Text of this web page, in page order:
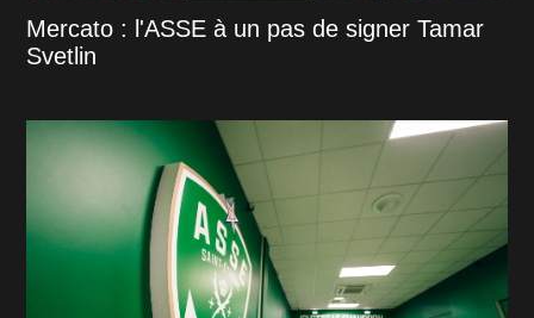
Mercato : l'ASSE à un pas de signer Tamar
Svetlin